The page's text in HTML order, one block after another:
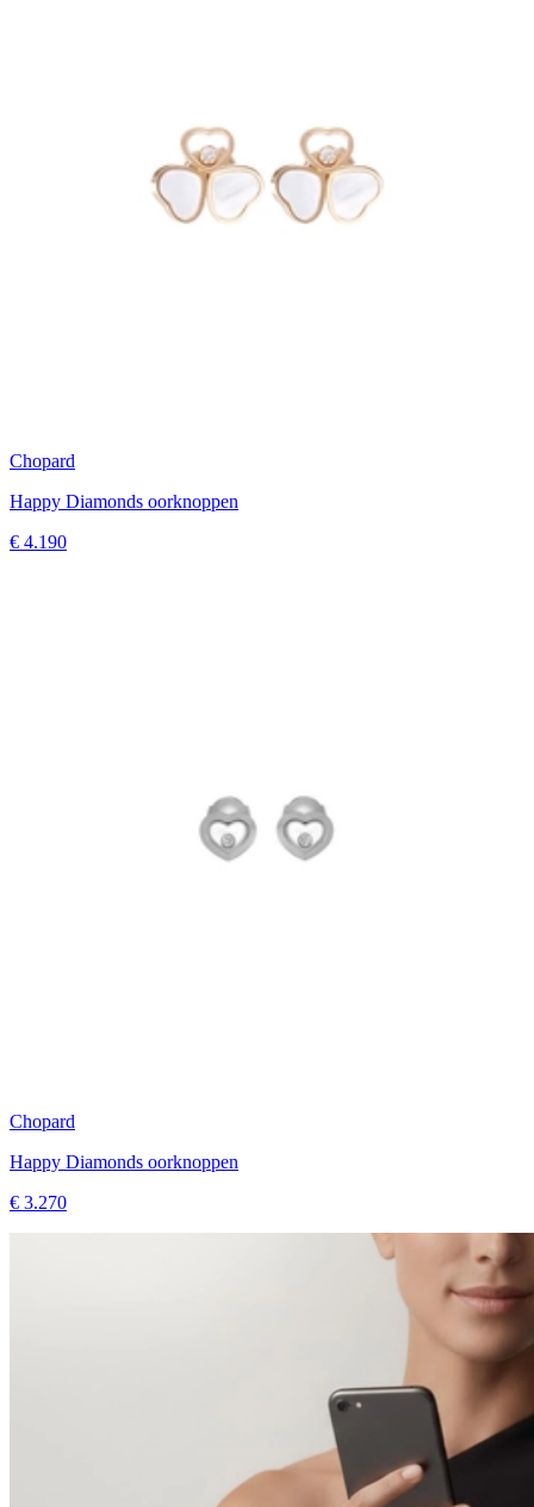
Chopard
Happy Diamonds oorknoppen
€ 4.190
Chopard
Happy Diamonds oorknoppen
€ 3.270